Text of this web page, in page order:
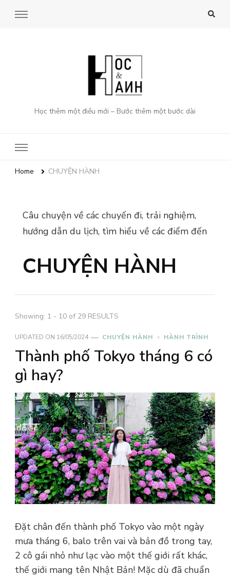
Học thêm một điều mới – Bước thêm một bước dài
Home CHUYỆN HÀNH
Câu chuyện về các chuyến đi, trải nghiệm,
hướng dẫn du lịch, tìm hiểu về các điểm đến
CHUYỆN HÀNH
Showing: 1 - 10 of 29 RESULTS
UPDATED ON 16/05/2024 CHUYỆN HÀNH HÀNH TRÌNH
Thành phố Tokyo tháng 6 có
gì hay?
Đặt chân đến thành phố Tokyo vào một ngày
mưa tháng 6, balo trên vai và bản đồ trong tay,
2 cô gái nhỏ như lạc vào một thế giới rất khác,
thế giới mang tên Nhật Bản! Mặc dù đã chuẩn